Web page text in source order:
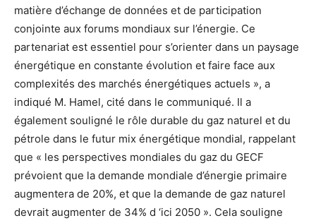
matière d’échange de données et de participation
conjointe aux forums mondiaux sur l’énergie. Ce
partenariat est essentiel pour s’orienter dans un paysage
énergétique en constante évolution et faire face aux
complexités des marchés énergétiques actuels », a
indiqué M. Hamel, cité dans le communiqué. Il a
également souligné le rôle durable du gaz naturel et du
pétrole dans le futur mix énergétique mondial, rappelant
que « les perspectives mondiales du gaz du GECF
prévoient que la demande mondiale d’énergie primaire
augmentera de 20%, et que la demande de gaz naturel
devrait augmenter de 34% d ‘ici 2050 ». Cela souligne